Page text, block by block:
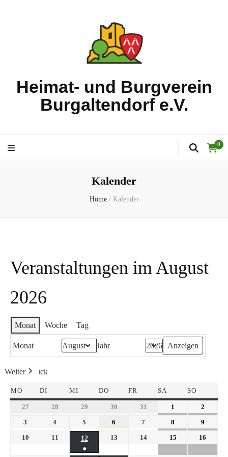
Heimat- und Burgverein
Burgaltendorf e.V.
0
Kalender
Home / Kalender
Veranstaltungen im August
2026
Monat Woche Tag
Monat Jahr
Zurück
Heute
Weiter
MO DI MI DO FR SA SO
27 28 29 30 31 1
2
3
4 5 6 7 8
9
10
11
12
●
13 14 15 16